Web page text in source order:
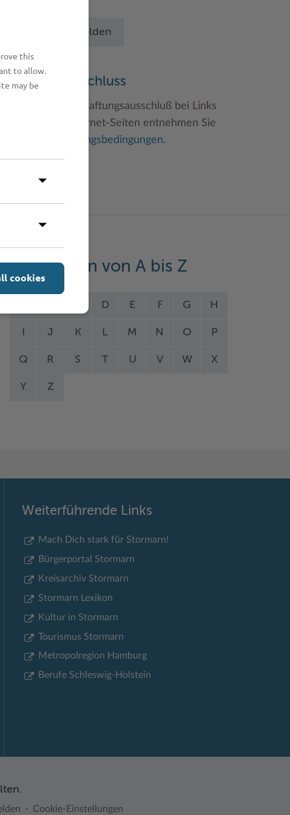
Betrieb anmelden
Haftungsauschluss
Hinweise zum Haftungsausschluß bei Links
zu anderen Internet-Seiten entnehmen Sie
Nutzungsbedingungen.
Leistungen von A bis Z
D E F G H
J K L M N O P
Q R S T U V W X
Y Z
Weiterführende Links
Mach Dich stark für Stormarn!
Bürgerportal Stormarn
Kreisarchiv Stormarn
Stormarn Lexikon
Kultur in Stormarn
Tourismus Stormarn
Metropolregion Hamburg
Berufe Schleswig-Holstein
Cookie-Einstellungen
this
to allow.
may be
cookies